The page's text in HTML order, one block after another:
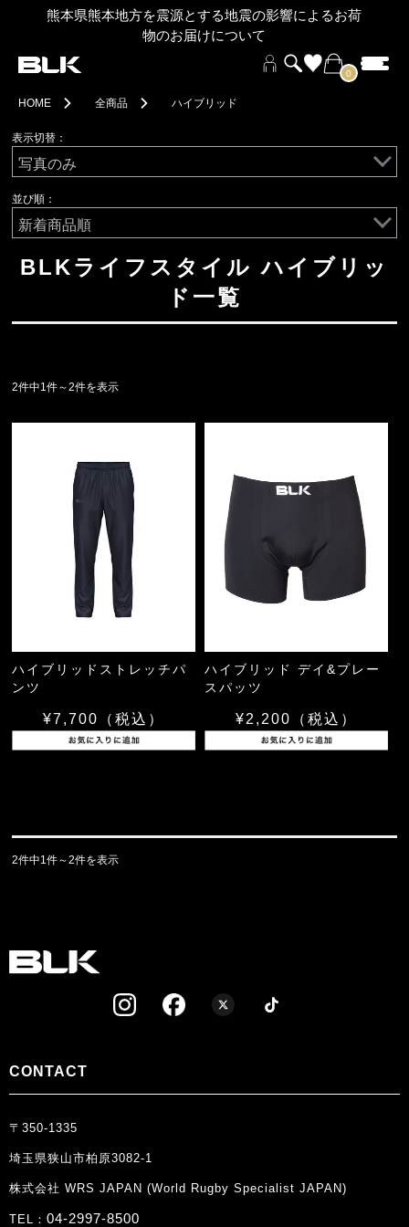
熊本県熊本地方を震源とする地震の影響によるお荷
物のお届けについて
0
HOME 全商品 ハイブリッド
表示切替：
並び順：
BLKライフスタイル ハイブリッ
ド一覧
2件中1件～2件を表示
ハイブリッドストレッチパ
ンツ
¥7,700 （税込）
ハイブリッド デイ&プレー
スパッツ
¥2,200 （税込）
2件中1件～2件を表示
CONTACT
〒350-1335
埼玉県狭山市柏原3082-1
株式会社 WRS JAPAN (World Rugby Specialist JAPAN)
TEL： 04-2997-8500